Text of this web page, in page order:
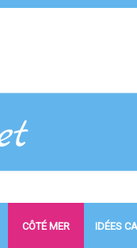
CÔTÉ MER IDÉES